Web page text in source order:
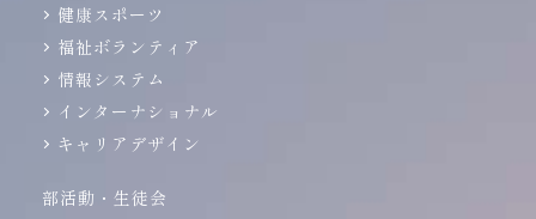
健康スポーツ
福祉ボランティア
情報システム
インターナショナル
キャリアデザイン
部活動・生徒会